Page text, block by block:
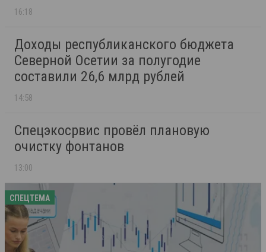
16:18
Доходы республиканского бюджета
Северной Осетии за полугодие
составили 26,6 млрд рублей
14:58
Спецэкосрвис провёл плановую
очистку фонтанов
13:00
СПЕЦТЕМА